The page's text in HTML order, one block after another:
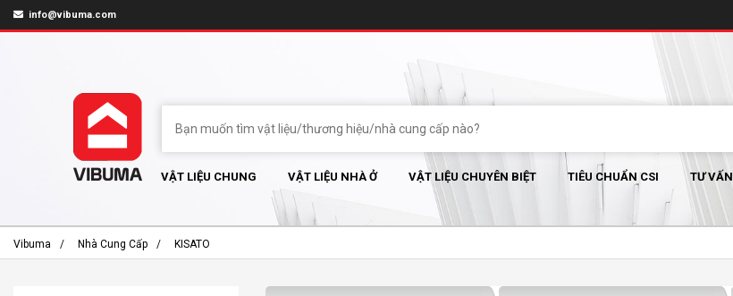
info@vibuma.com
VẬT LIỆU CHUNG VẬT LIỆU NHÀ Ở VẬT LIỆU CHUYÊN BIỆT TIÊU CHUẨN CSI TƯ VẤN
Vibuma Nhà Cung Cấp KISATO